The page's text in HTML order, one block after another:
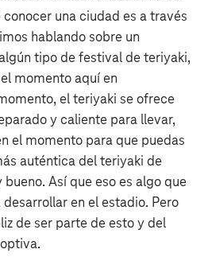
una ciudad es a través
hablando sobre un
tipo de festival de teriyaki,
momento aquí en
el teriyaki se ofrece
y caliente para llevar,
el momento para que puedas
auténtica del teriyaki de
Así que eso es algo que
en el estadio. Pero
de ser parte de esto y del